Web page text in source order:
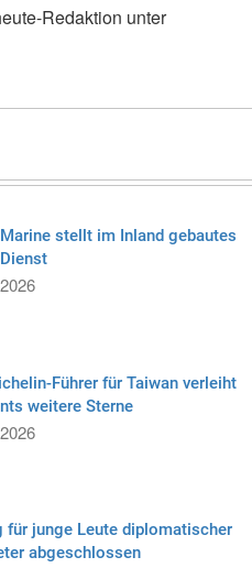
Redaktion unter
stellt im Inland gebautes
Führer für Taiwan verleiht
weitere Sterne
für junge Leute diplomatischer
abgeschlossen